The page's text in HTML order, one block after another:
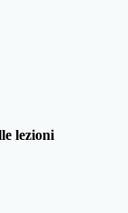
lezioni